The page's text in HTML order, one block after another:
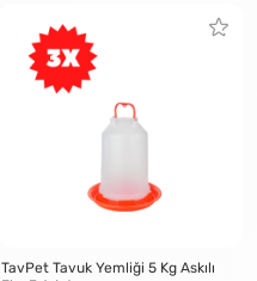
TavPet Tavuk Yemliği 5 Kg Askılı